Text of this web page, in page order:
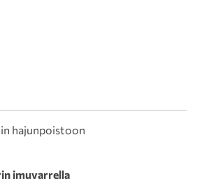
hajunpoistoon
imuvarrella